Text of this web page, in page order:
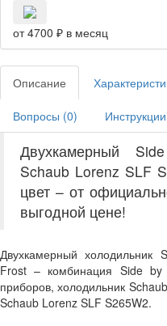
от 4700 ₽ в месяц
Описание
Вопросы (0)
Двухкамерный
Schaub Lorenz SLF
цвет – от
выгодной цене!
Двухкамерный холодильник
Frost – комбинация Side by
приборов, холодильник
Schaub Lorenz SLF S265W2.